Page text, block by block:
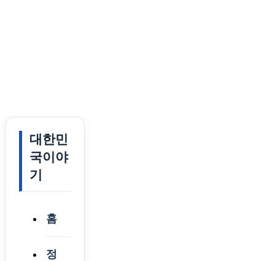
대한민
국이야
기
홈
정